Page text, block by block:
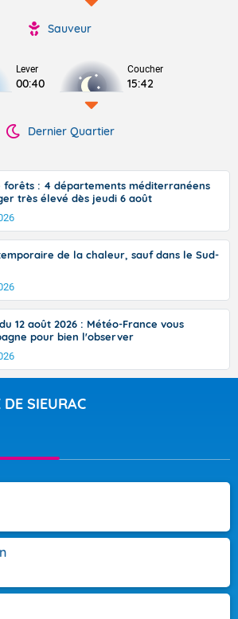
Sauveur
Lever
00:40
Coucher
15:42
Dernier Quartier
forêts : 4 départements méditerranéens
très élevé dès jeudi 6 août
de la chaleur, sauf dans le Sud-
12 août 2026 : Météo-France vous
pour bien l'observer
SIEURAC